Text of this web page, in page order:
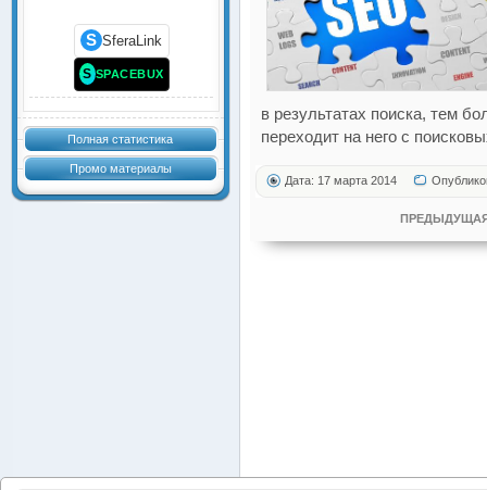
S SferaLink
S SPACEBUX
Полная статистика
Промо материалы
в результатах поиска, тем
переходит на него с
Дата: 17 марта 2014